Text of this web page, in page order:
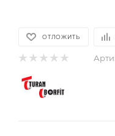
ОТЛОЖИТЬ